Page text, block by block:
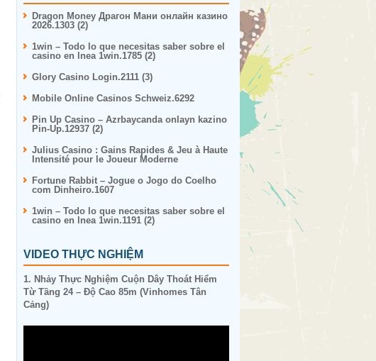
Dragon Money Драгон Мани онлайн казино
2026.1303 (2)
1win – Todo lo que necesitas saber sobre el
casino en lnea 1win.1785 (2)
Glory Casino Login.2111 (3)
Mobile Online Casinos Schweiz.6292
Pin Up Casino – Azrbaycanda onlayn kazino
Pin-Up.12937 (2)
Julius Casino : Gains Rapides & Jeu à Haute
Intensité pour le Joueur Moderne
Fortune Rabbit – Jogue o Jogo do Coelho
com Dinheiro.1607
1win – Todo lo que necesitas saber sobre el
casino en lnea 1win.1191 (2)
VIDEO THỰC NGHIỆM
1. Nhảy Thực Nghiệm Cuộn Dây Thoát Hiểm
Từ Tầng 24 – Độ Cao 85m (Vinhomes Tân
Cảng)